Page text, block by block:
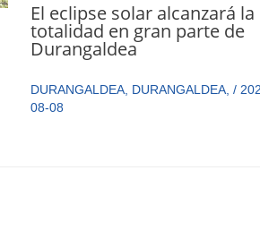
El eclipse solar alcanzará la
totalidad en gran parte de
Durangaldea
DURANGALDEA, DURANGALDEA, /
08-08